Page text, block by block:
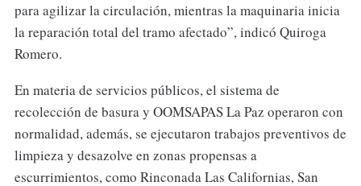
para agilizar la circulación, mientras la maquinaria inicia
la reparación total del tramo afectado”, indicó Quiroga
Romero.
En materia de servicios públicos, el sistema de
recolección de basura y OOMSAPAS La Paz operaron con
normalidad, además, se ejecutaron trabajos preventivos de
limpieza y desazolve en zonas propensas a
escurrimientos, como Rinconada Las Californias, San